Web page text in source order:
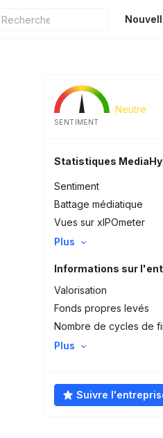
Neutre
SENTIMENT
Statistiques
Sentiment
Battage médiatique
Vues sur xIPOmeter
Plus
Informations sur
Valorisation
Fonds propres levés
Nombre de cycles de
Plus
Suivre